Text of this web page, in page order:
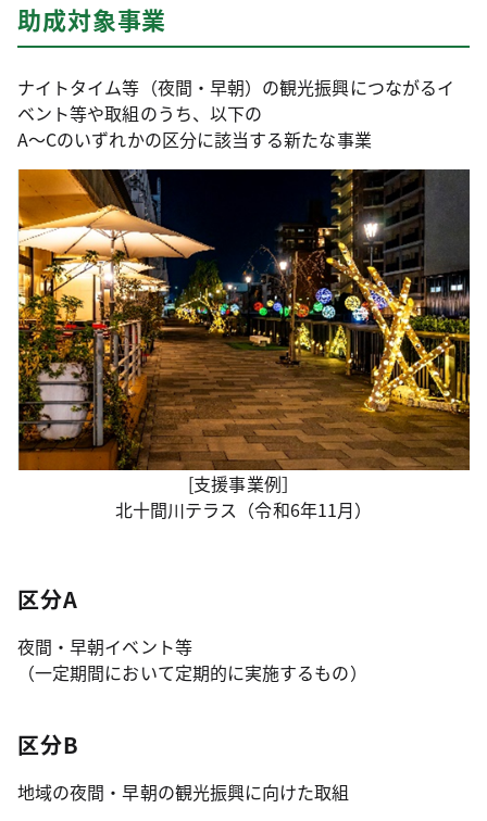
助成対象事業
ナイトタイム等（夜間・早朝）の観光振興につながるイ
ベント等や取組のうち、以下の
A～Cのいずれかの区分に該当する新たな事業
[支援事業例］
北十間川テラス（令和6年11月）
区分A
夜間・早朝イベント等
（一定期間において定期的に実施するもの）
区分B
地域の夜間・早朝の観光振興に向けた取組